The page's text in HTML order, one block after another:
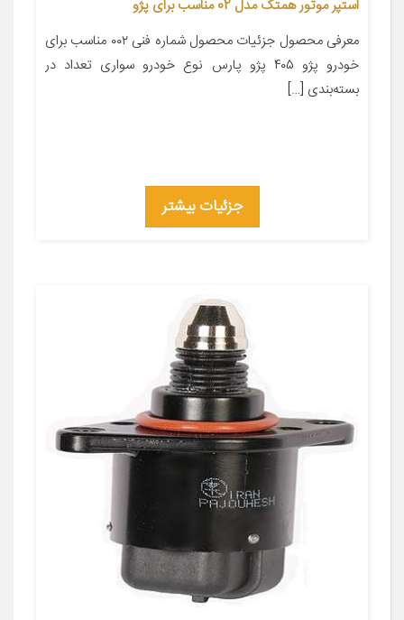
استپر موتور همتک مدل 02 مناسب برای پژو
معرفی محصول جزئیات محصول شماره فنی ۰۰۲ مناسب برای
خودرو پژو ۴۰۵ پژو پارس نوع خودرو سواری تعداد در
بسته‌بندی […]
جزئیات بیشتر